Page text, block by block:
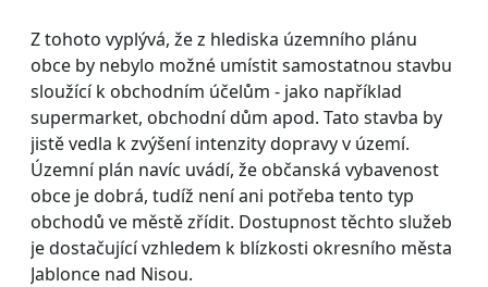
Z tohoto vyplývá, že z hlediska územního plánu
obce by nebylo možné umístit samostatnou stavbu
sloužící k obchodním účelům - jako například
supermarket, obchodní dům apod. Tato stavba by
jistě vedla k zvýšení intenzity dopravy v území.
Územní plán navíc uvádí, že občanská vybavenost
obce je dobrá, tudíž není ani potřeba tento typ
obchodů ve městě zřídit. Dostupnost těchto služeb
je dostačující vzhledem k blízkosti okresního města
Jablonce nad Nisou.